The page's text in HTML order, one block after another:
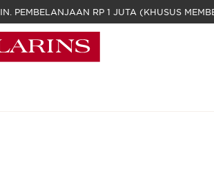
GRATIS BIAYA PENGIRIMAN UNTUK MIN. PEMBELANJAAN RP 1 JUTA